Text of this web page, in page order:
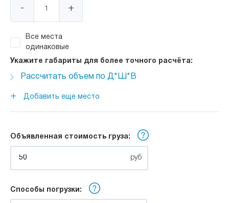
Укажите габариты для более точного расчёта:
Рассчитать объем по Д*Ш*В
Длина:
Ширина:
- +
Все места
одинаковые
+ Добавить еще место
Объявленная стоимость груза:
руб
Способы погрузки: